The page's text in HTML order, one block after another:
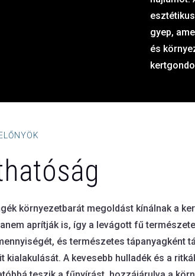
gyep,
és
környezetbarát megoldást kínálnak a
aprítják is, így a levágott fű
és természetes tápanyagként
kialakulását. A kevesebb hulladék és a